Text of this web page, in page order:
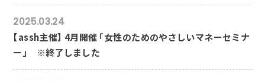
2025.03.24
【assh主催】 4月開催 「女性のためのやさしいマネーセミナ
ー」 ※終了しました